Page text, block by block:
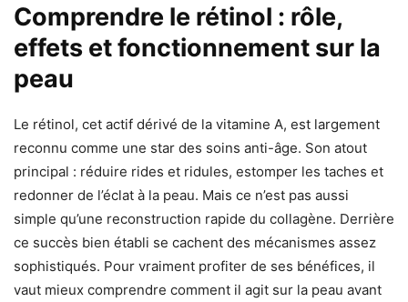
Comprendre le rétinol : rôle,
effets et fonctionnement sur la
peau
Le rétinol, cet actif dérivé de la vitamine A, est largement
reconnu comme une star des soins anti-âge. Son atout
principal : réduire rides et ridules, estomper les taches et
redonner de l’éclat à la peau. Mais ce n’est pas aussi
simple qu’une reconstruction rapide du collagène. Derrière
ce succès bien établi se cachent des mécanismes assez
sophistiqués. Pour vraiment profiter de ses bénéfices, il
vaut mieux comprendre comment il agit sur la peau avant